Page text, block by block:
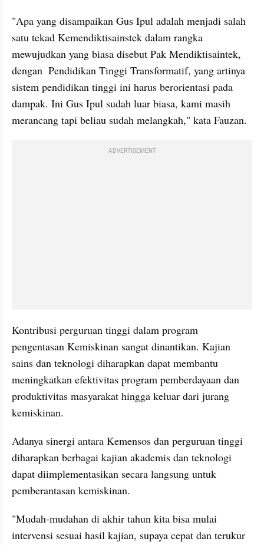
"Apa yang disampaikan Gus Ipul adalah menjadi salah
satu tekad Kemendiktisainstek dalam rangka
mewujudkan yang biasa disebut Pak Mendiktisaintek,
dengan  Pendidikan Tinggi Transformatif, yang artinya
sistem pendidikan tinggi ini harus berorientasi pada
dampak. Ini Gus Ipul sudah luar biasa, kami masih
merancang tapi beliau sudah melangkah," kata Fauzan.
ADVERTISEMENT
Kontribusi perguruan tinggi dalam program
pengentasan Kemiskinan sangat dinantikan. Kajian
sains dan teknologi diharapkan dapat membantu
meningkatkan efektivitas program pemberdayaan dan
produktivitas masyarakat hingga keluar dari jurang
kemiskinan.
Adanya sinergi antara Kemensos dan perguruan tinggi
diharapkan berbagai kajian akademis dan teknologi
dapat diimplementasikan secara langsung untuk
pemberantasan kemiskinan.
"Mudah-mudahan di akhir tahun kita bisa mulai
intervensi sesuai hasil kajian, supaya cepat dan terukur